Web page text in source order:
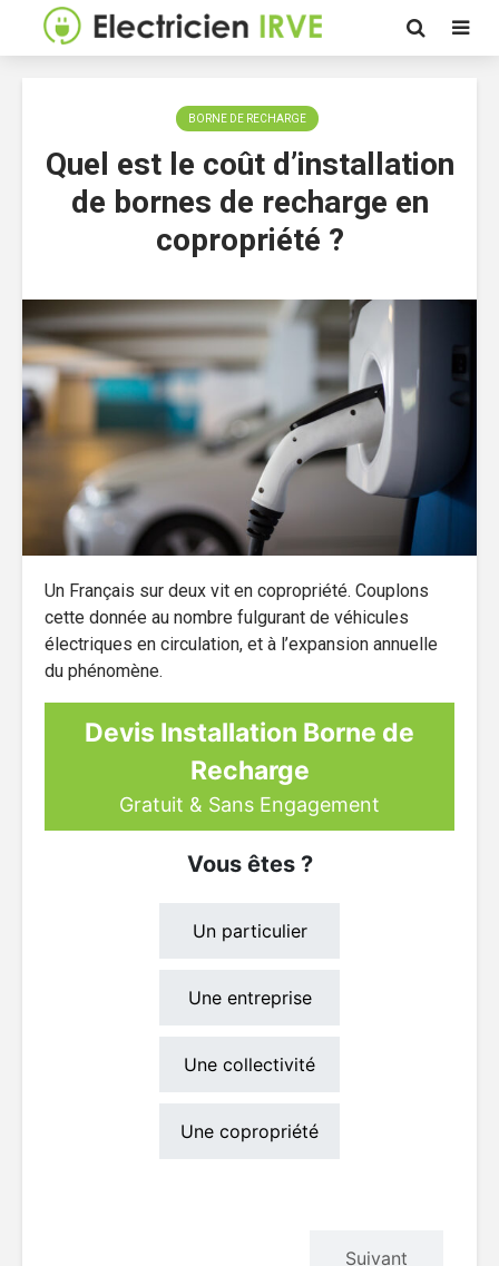
BORNE DE RECHARGE
Quel est le coût d’installation
de bornes de recharge en
copropriété ?
Un Français sur deux vit en copropriété. Couplons
cette donnée au nombre fulgurant de véhicules
électriques en circulation, et à l’expansion annuelle
du phénomène.